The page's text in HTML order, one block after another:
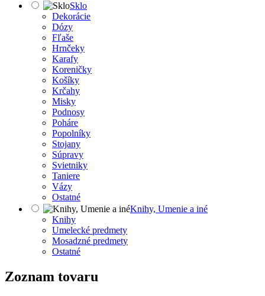
Sklo
Dekorácie
Dózy
Fľaše
Hrnčeky
Karafy
Koreničky
Košíky
Krčahy
Misky
Podnosy
Poháre
Popolníky
Stojany
Súpravy
Svietniky
Taniere
Vázy
Ostatné
Knihy, Umenie a iné
Knihy
Umelecké predmety
Mosadzné predmety
Ostatné
Zoznam tovaru